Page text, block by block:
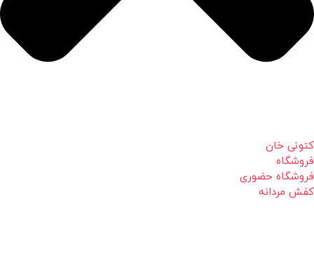
کتونی خان
فروشگاه
فروشگاه حضوری
کفش مردانه